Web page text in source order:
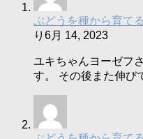
ぶどうを種から育て
り 6月 14, 2023
ユキちゃんヨーゼフ
す。 その後また伸び